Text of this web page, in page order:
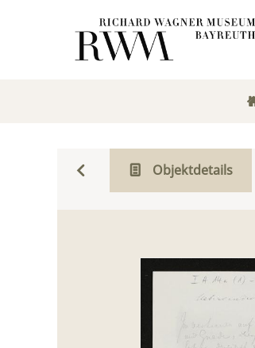
Objektdetails